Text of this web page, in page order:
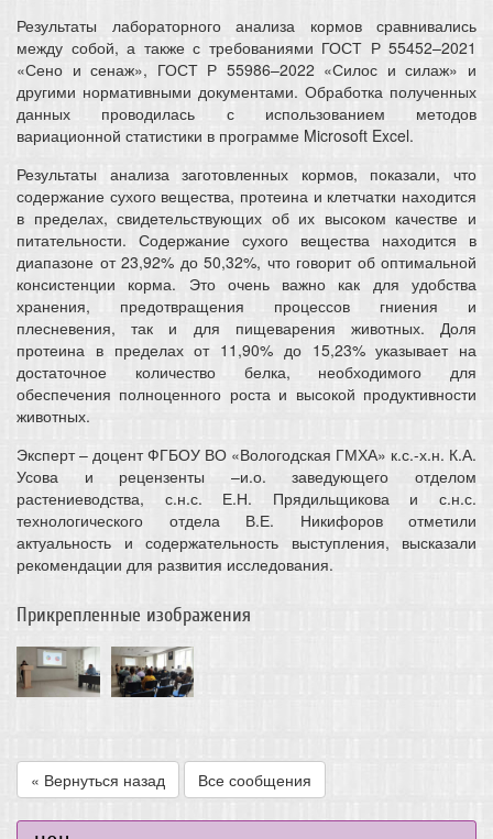
Результаты лабораторного анализа кормов сравнивались
между собой, а также с требованиями ГОСТ Р 55452–2021
«Сено и сенаж», ГОСТ Р 55986–2022 «Силос и силаж» и
другими нормативными документами. Обработка полученных
данных проводилась с использованием методов
вариационной статистики в программе Microsoft Excel.
Результаты анализа заготовленных кормов, показали, что
содержание сухого вещества, протеина и клетчатки находится
в пределах, свидетельствующих об их высоком качестве и
питательности. Содержание сухого вещества находится в
диапазоне от 23,92% до 50,32%, что говорит об оптимальной
консистенции корма. Это очень важно как для удобства
хранения, предотвращения процессов гниения и
плесневения, так и для пищеварения животных. Доля
протеина в пределах от 11,90% до 15,23% указывает на
достаточное количество белка, необходимого для
обеспечения полноценного роста и высокой продуктивности
животных.
Эксперт – доцент ФГБОУ ВО «Вологодская ГМХА» к.с.-х.н. К.А.
Усова и рецензенты –и.о. заведующего отделом
растениеводства, с.н.с. Е.Н. Прядильщикова и с.н.с.
технологического отдела В.Е. Никифоров отметили
актуальность и содержательность выступления, высказали
рекомендации для развития исследования.
Прикрепленные изображения
« Вернуться назад Все сообщения